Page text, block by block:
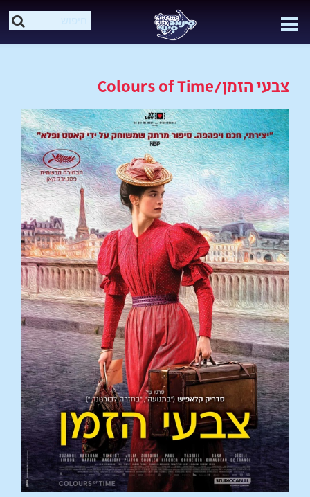
צבעי הזמן/Colours of Time